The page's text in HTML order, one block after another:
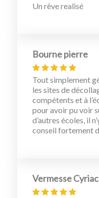
Un rêve realisé
Bourne pierre
Tout simplement
les sites de
compétents et à
pour avoir pu voir
d’autres écoles, il
conseil fortement
Vermesse Cyriac